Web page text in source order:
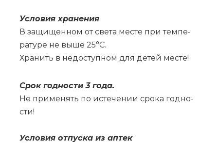
Усло­вия хра­не­ния
В за­щи­щен­ном от све­та ме­сте при тем­пе­
ра­ту­ре не вы­ше 25°С.
Хра­нить в не­до­ступ­ном для де­тей ме­сте!
Срок год­но­сти 3 го­да.
Не при­ме­нять по ис­те­че­нии сро­ка год­но­
сти!
Усло­вия от­пус­ка из ап­тек